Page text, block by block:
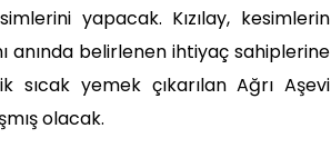
yapacak. Kızılay, kesimlerin
anında belirlenen ihtiyaç sahiplerine
sıcak yemek çıkarılan Ağrı Aşevi
olacak.